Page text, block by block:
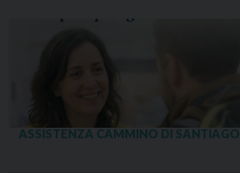
ASSISTENZA CAMMINO DI SANTIAGO